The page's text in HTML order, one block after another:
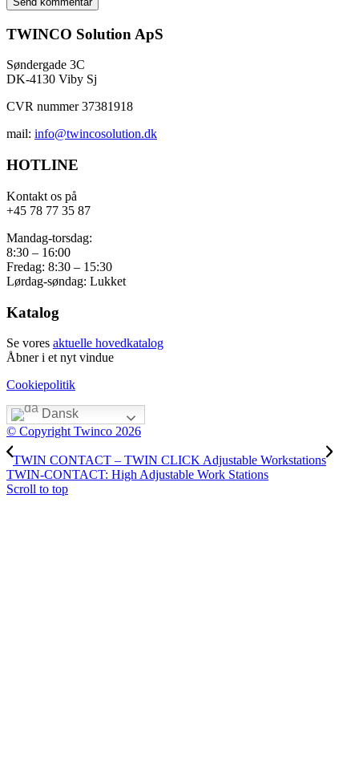
TWINCO Solution ApS
Søndergade 3C
DK-4130 Viby Sj
CVR nummer 37381918
mail: info@twincosolution.dk
HOTLINE
Kontakt os på
+45 78 77 35 87
Mandag-torsdag:
8:30 – 16:00
Fredag: 8:30 – 15:30
Lørdag-søndag: Lukket
Katalog
Se vores aktuelle hovedkatalog
Åbner i et nyt vindue
Cookiepolitik
Dansk
© Copyright Twinco 2026
TWIN CONTACT – TWIN CLICK Adjustable Workstations
TWIN-CONTACT: High Adjustable Work Stations
Scroll to top